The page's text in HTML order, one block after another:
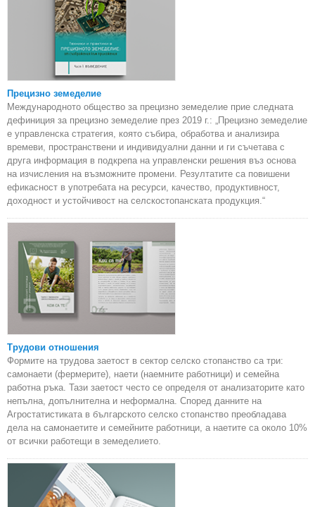
Прецизно земеделие
Международното общество за прецизно земеделие прие следната
дефиниция за прецизно земеделие през 2019 г.: „Прецизно земеделие
е управленска стратегия, която събира, обработва и анализира
времеви, пространствени и индивидуални данни и ги съчетава с
друга информация в подкрепа на управленски решения въз основа
на изчисления на възможните промени. Резултатите са повишени
ефикасност в употребата на ресурси, качество, продуктивност,
доходност и устойчивост на селскостопанската продукция.“
Трудови отношения
Формите на трудова заетост в сектор селско стопанство са три:
самонаети (фермерите), наети (наемните работници) и семейна
работна ръка. Тази заетост често се определя от анализаторите като
непълна, допълнителна и неформална. Според данните на
Агростатистиката в българското селско стопанство преобладава
дела на самонаетите и семейните работници, а наетите са около 10%
от всички работещи в земеделието.